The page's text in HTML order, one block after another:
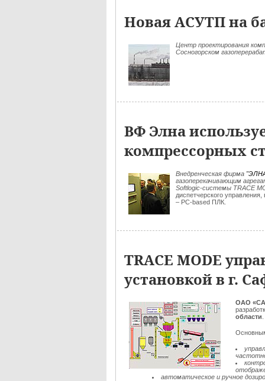
Новая АСУТП на
Центр проектирования
Сосногорском
ВФ Элна
компрессорных
Внедренческая фирма
газоперекачивающим
Softlogic-системы TRACE
диспетчерского
– PC-based ПЛК.
TRACE MODE
установкой в г.
ОАО
области
автоматическое и ручное